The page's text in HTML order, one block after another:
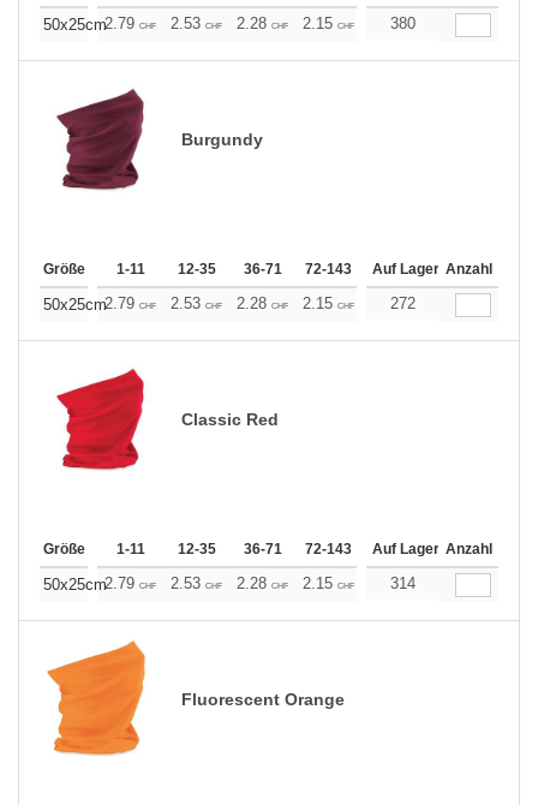
50x25cm2.79 CHF 2.53 CHF 2.28 CHF 2.15 CHF 2.03CHF
380
Burgundy
Größe 1-11 12-35 36-71 72-143 144-287 288 +
Auf Lager Anzahl
50x25cm2.79 CHF 2.53 CHF 2.28 CHF 2.15 CHF 2.03CHF
272
Classic Red
Größe 1-11 12-35 36-71 72-143 144-287 288 +
Auf Lager Anzahl
50x25cm2.79 CHF 2.53 CHF 2.28 CHF 2.15 CHF 2.03 CHF
314
Fluorescent Orange